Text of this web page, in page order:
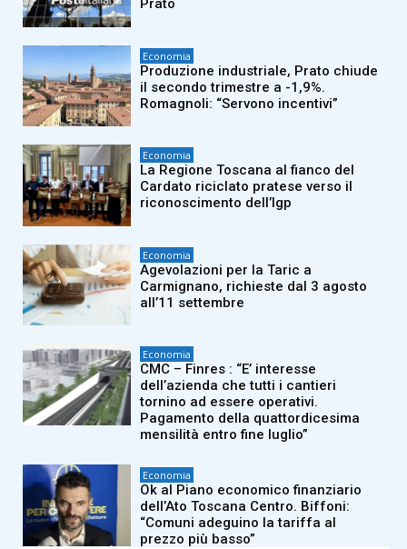
Prato
Economia
Produzione industriale, Prato chiude
il secondo trimestre a -1,9%.
Romagnoli: “Servono incentivi”
Economia
La Regione Toscana al fianco del
Cardato riciclato pratese verso il
riconoscimento dell’Igp
Economia
Agevolazioni per la Taric a
Carmignano, richieste dal 3 agosto
all’11 settembre
Economia
CMC – Finres : “E’ interesse
dell’azienda che tutti i cantieri
tornino ad essere operativi.
Pagamento della quattordicesima
mensilità entro fine luglio”
Economia
Ok al Piano economico finanziario
dell’Ato Toscana Centro. Biffoni:
“Comuni adeguino la tariffa al
prezzo più basso”